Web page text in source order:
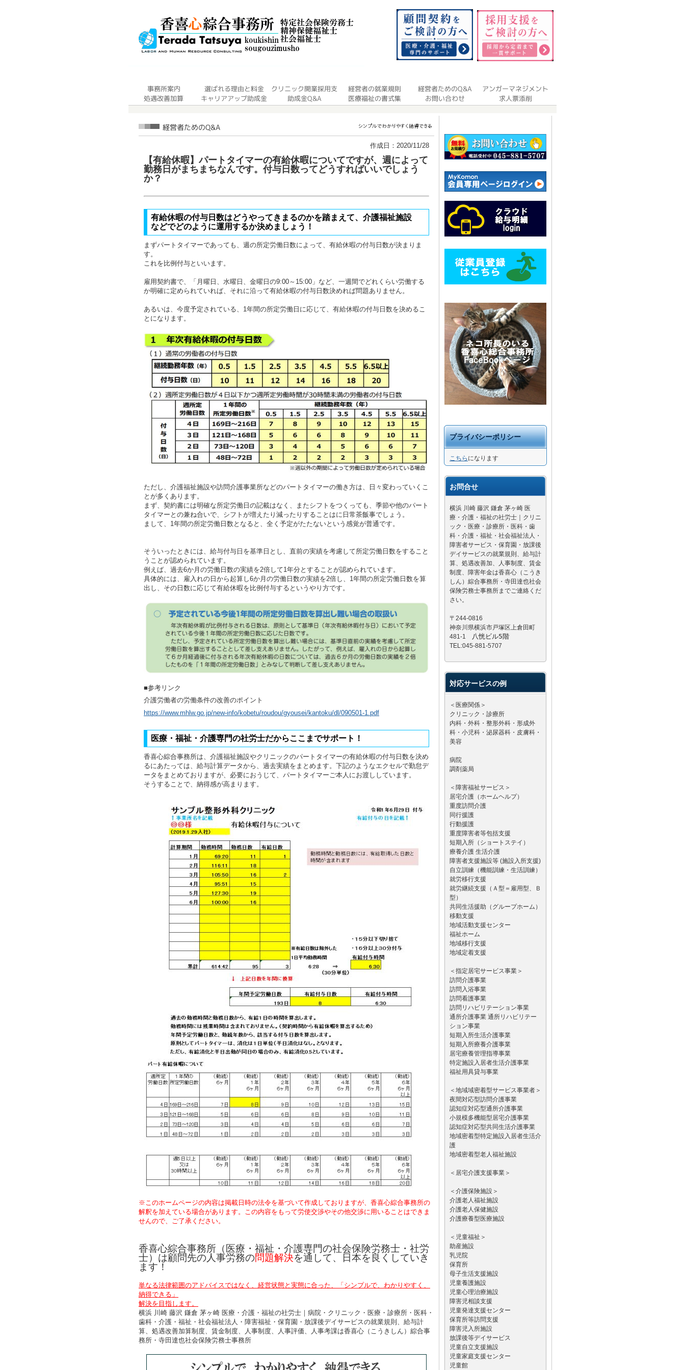
作成日：2020/11/28
【有給休暇】パートタイマーの有給休暇についてですが、週によって
勤務日がまちまちなんです。付与日数ってどうすればいいでしょう
か？
有給休暇の付与日数はどうやってきまるのかを踏まえて、介護福祉施設
などでどのように運用するか決めましょう！
まずパートタイマーであっても、週の所定労働日数によって、有給休暇の付与日数が決まりま
す。
これを比例付与といいます。
雇用契約書で、「月曜日、水曜日、金曜日の9:00～15:00」など、一週間でどれくらい労働する
か明確に定められていれば、それに沿って有給休暇の付与日数決めれば問題ありません。
あるいは、今度予定されている、1年間の所定労働日に応じて、有給休暇の付与日数を決めるこ
とになります。
ただし、介護福祉施設や訪問介護事業所などのパートタイマーの働き方は、日々変わっていくこ
とが多くあります。
まず、契約書には明確な所定労働日の記載はなく、またシフトをつくっても、季節や他のパート
タイマーとの兼ね合いで、シフトが増えたり減ったりすることはに日常茶飯事でしょう。
まして、1年間の所定労働日数となると、全く予定がたたないという感覚が普通です。
そういったときには、給与付与日を基準日とし、直前の実績を考慮して所定労働日数をすること
うことが認められています。
例えば、過去6か月の労働日数の実績を2倍して1年分とすることが認められています。
具体的には、雇入れの日から起算し6か月の労働日数の実績を2倍し、1年間の所定労働日数を算
出し、その日数に応じて有給休暇を比例付与するというやり方です。
■参考リンク
介護労働者の労働条件の改善のポイント
https://www.mhlw.go.jp/new-info/kobetu/roudou/gyousei/kantoku/dl/090501-1.pdf
医療・福祉・介護専門の社労士だからここまでサポート！
香喜心綜合事務所は、介護福祉施設やクリニックのパートタイマーの有給休暇の付与日数を決め
るにあたっては、給与計算データから、過去実績をまとめます。下記のようなエクセルで勤怠デ
ータをまとめておりますが、必要におうじて、パートタイマーご本人にお渡ししています。
そうすることで、納得感が高まります。
※このホームページの内容は掲載日時の法令を基づいて作成しておりますが、香喜心綜合事務所の
解釈を加えている場合があります。この内容をもって労使交渉やその他交渉に用いることはできま
せんので、ご了承ください。
香喜心綜合事務所（医療・福祉・介護専門の社会保険労務士・社労
士）は顧問先の人事労務の問題解決を通して、日本を良くしていき
ます！
単なる法律範囲のアドバイスではなく、経営状態と実態に合った、「シンプルで、わかりやすく、
納得できる」
解決を目指します。
横浜 川崎 藤沢 鎌倉 茅ヶ崎 医療・介護・福祉の社労士｜病院・クリニック・医療・診療所・医科・
歯科・介護・福祉・社会福祉法人・障害福祉・保育園・放課後デイサービスの就業規則、給与計
算、処遇改善加算制度、賃金制度、人事制度、人事評価、人事考課は香喜心（こうきしん）綜合事
務所・寺田達也社会保険労務士事務所
プライバシーポリシー
こちら になります
お問合せ
横浜 川崎 藤沢 鎌倉 茅ヶ崎 医
療・介護・福祉の社労士｜クリニ
ック・医療・診療所・医科・歯
科・介護・福祉・社会福祉法人・
障害者サービス・保育園・放課後
デイサービスの就業規則、給与計
算、処遇改善加、人事制度、賃金
制度、障害年金は香喜心（こうき
しん）綜合事務所・寺田達也社会
保険労務士事務所までご連絡くだ
さい。
〒244-0816
神奈川県横浜市戸塚区上倉田町
481-1 八恍ビル5階
TEL:045-881-5707
対応サービスの例
＜医療関係＞
クリニック・診療所
内科・外科・整形外科・形成外
科・小児科・泌尿器科・皮膚科・
美容
病院
調剤薬局
＜障害福祉サービス＞
居宅介護（ホームヘルプ）
重度訪問介護
同行援護
行動援護
重度障害者等包括支援
短期入所（ショートステイ）
療養介護 生活介護
障害者支援施設等 (施設入所支援)
自立訓練（機能訓練・生活訓練）
就労移行支援
就労継続支援（Ａ型＝雇用型、Ｂ
型）
共同生活援助（グループホーム）
移動支援
地域活動支援センター
福祉ホーム
地域移行支援
地域定着支援
＜指定居宅サービス事業＞
訪問介護事業
訪問入浴事業
訪問看護事業
訪問リハビリテーション事業
通所介護事業 通所リハビリテー
ション事業
短期入所生活介護事業
短期入所療養介護事業
居宅療養管理指導事業
特定施設入居者生活介護事業
福祉用具貸与事業
＜地域域密着型サービス事業者＞
夜間対応型訪問介護事業
認知症対応型通所介護事業
小規模多機能型居宅介護事業
認知症対応型共同生活介護事業
地域密着型特定施設入居者生活介
護
地域密着型老人福祉施設
＜居宅介護支援事業＞
＜介護保険施設＞
介護老人福祉施設
介護老人保健施設
介護療養型医療施設
＜児童福祉＞
助産施設
乳児院
保育所
母子生活支援施設
児童養護施設
児童心理治療施設
障害児相談支援
児童発達支援センター
保育所等訪問支援
障害児入所施設
放課後等デイサービス
児童自立支援施設
児童家庭支援センター
児童館